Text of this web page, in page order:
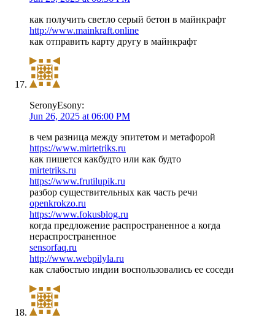
как получить светло серый бетон в майнкрафт
http://www.mainkraft.online
как отправить карту другу в майнкрафт
SeronyEsony:
Jun 26, 2025 at 06:00 PM
в чем разница между эпитетом и метафорой
https://www.mirtetriks.ru
как пишется какбудто или как будто
mirtetriks.ru
https://www.frutilupik.ru
разбор существительных как часть речи
openkrokzo.ru
https://www.fokusblog.ru
когда предложение распространенное а когда
нераспространенное
sensorfaq.ru
http://www.webpilyla.ru
как слабостью индии воспользовались ее соседи